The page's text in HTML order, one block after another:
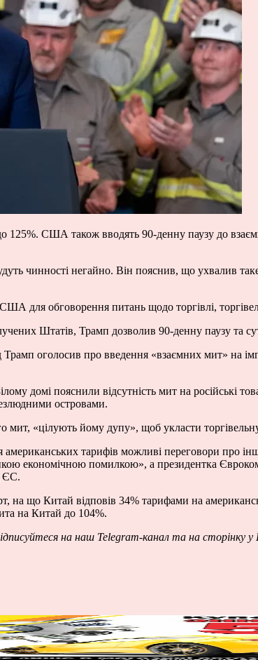
США також вводять 90-денну паузу до
чинності негайно. Він пояснив, що ухвалив
для обговорення питань щодо торгівлі,
Штатів, Трамп дозволив 90-денну паузу та
оголосив про введення «взаємних мит» на
домі пояснили відсутність мит на російські
островами.
мит, «цілують йому дупу», щоб укласти
тарифів можливі переговори про
економічною помилкою», а президентка
ЄС.
на що Китай відповів 34% тарифами на
на Китай до 104%.
на наш Telegram-канал та на сторінку у